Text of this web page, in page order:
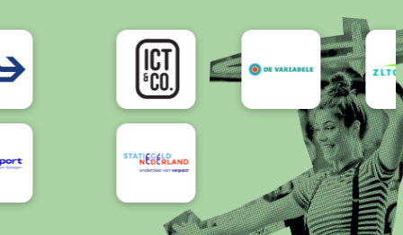
Bereikbaarheid/Toegankelijkheid